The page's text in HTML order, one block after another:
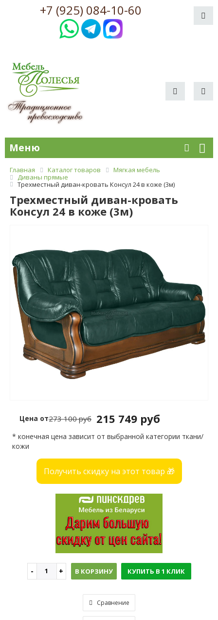
+7 (925) 084-10-60
Меню
Главная Каталог товаров
Мягкая мебель
Диваны прямые
Трехместный диван-кровать Консул 24 в коже (3м)
Трехместный диван-кровать
Консул 24 в коже (3м)
Цена от 215 749 руб
273 100 руб
* конечная цена зависит от выбранной категории ткани/
кожи
Получить скидку на этот товар 🎁
В КОРЗИНУ КУПИТЬ В 1 КЛИК
Сравнение